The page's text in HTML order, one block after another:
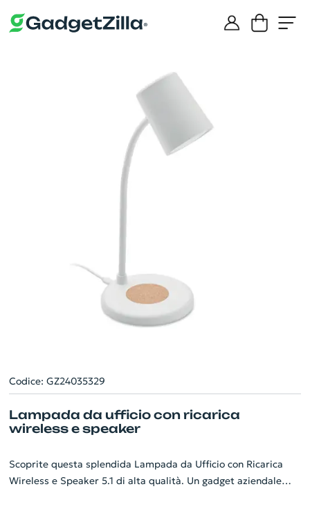
Codice: GZ24035329
Lampada da ufficio con ricarica
wireless e speaker
Scoprite questa splendida Lampada da Ufficio con Ricarica
Wireless e Speaker 5.1 di alta qualità. Un gadget aziendale